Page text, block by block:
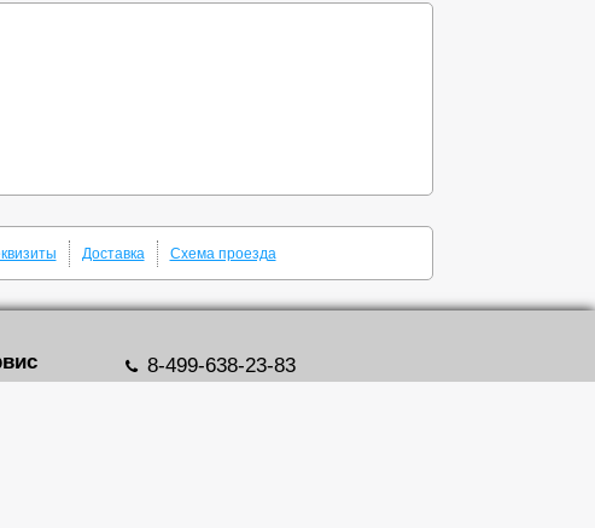
Доставка Схема проезда
8-499-638-23-83